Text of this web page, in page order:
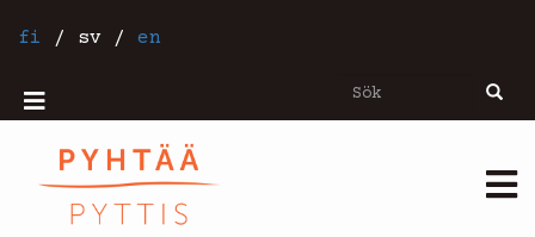
tillfi / sv / en
Sök Sök
Mobiilivalikko